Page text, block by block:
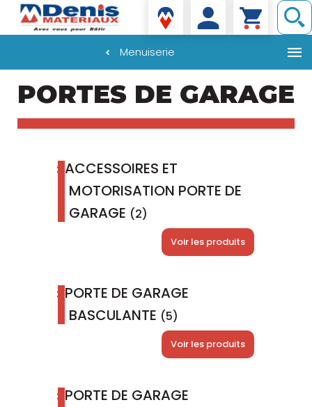
contenu
Denis matériaux
Menuiserie
PORTES DE GARAGE
ACCESSOIRES ET
MOTORISATION PORTE DE
GARAGE (2)
Voir les produits
PORTE DE GARAGE
BASCULANTE (5)
Voir les produits
PORTE DE GARAGE